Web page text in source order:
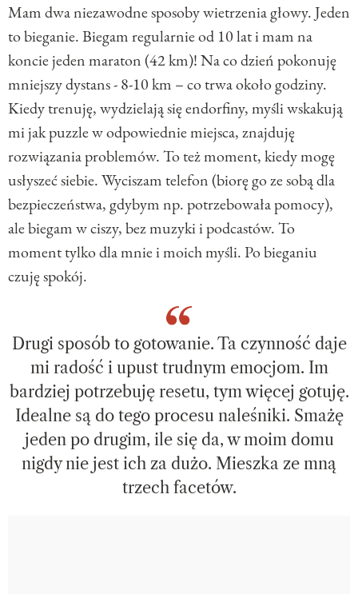
Mam dwa niezawodne sposoby wietrzenia głowy. Jeden
to bieganie. Biegam regularnie od 10 lat i mam na
koncie jeden maraton (42 km)! Na co dzień pokonuję
mniejszy dystans - 8-10 km – co trwa około godziny.
Kiedy trenuję, wydzielają się endorfiny, myśli wskakują
mi jak puzzle w odpowiednie miejsca, znajduję
rozwiązania problemów. To też moment, kiedy mogę
usłyszeć siebie. Wyciszam telefon (biorę go ze sobą dla
bezpieczeństwa, gdybym np. potrzebowała pomocy),
ale biegam w ciszy, bez muzyki i podcastów. To
moment tylko dla mnie i moich myśli. Po bieganiu
czuję spokój.
Drugi sposób to gotowanie. Ta czynność daje
mi radość i upust trudnym emocjom. Im
bardziej potrzebuję resetu, tym więcej gotuję.
Idealne są do tego procesu naleśniki. Smażę
jeden po drugim, ile się da, w moim domu
nigdy nie jest ich za dużo. Mieszka ze mną
trzech facetów.